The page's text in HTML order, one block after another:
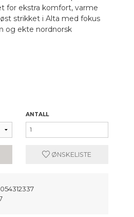
for ekstra komfort, varme
strikket i Alta med fokus
og ekte nordnorsk
ANTALL
ØNSKELISTE